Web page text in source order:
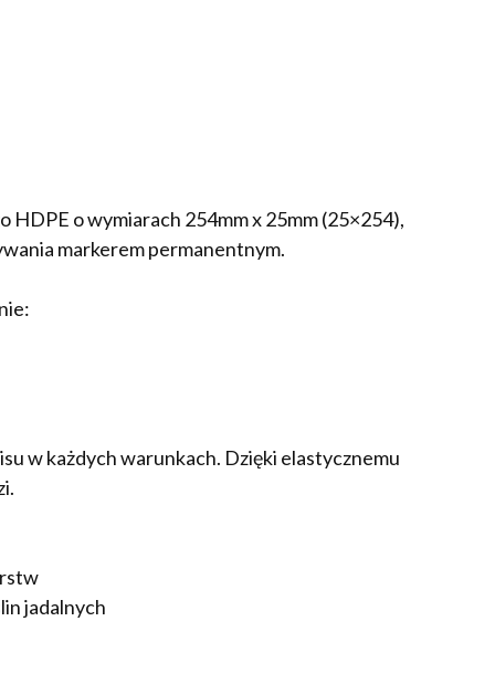
o wymiarach 254mm x 25mm (25×254),
markerem permanentnym.
w każdych warunkach. Dzięki elastycznemu
jadalnych